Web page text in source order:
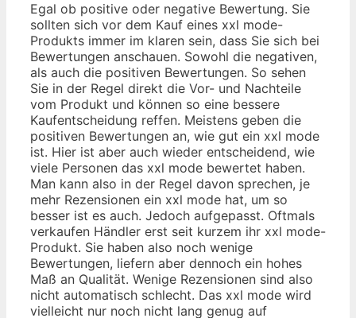
Egal ob positive oder negative Bewertung. Sie
sollten sich vor dem Kauf eines xxl mode-
Produkts immer im klaren sein, dass Sie sich bei
Bewertungen anschauen. Sowohl die negativen,
als auch die positiven Bewertungen. So sehen
Sie in der Regel direkt die Vor- und Nachteile
vom Produkt und können so eine bessere
Kaufentscheidung reffen. Meistens geben die
positiven Bewertungen an, wie gut ein xxl mode
ist. Hier ist aber auch wieder entscheidend, wie
viele Personen das xxl mode bewertet haben.
Man kann also in der Regel davon sprechen, je
mehr Rezensionen ein xxl mode hat, um so
besser ist es auch. Jedoch aufgepasst. Oftmals
verkaufen Händler erst seit kurzem ihr xxl mode-
Produkt. Sie haben also noch wenige
Bewertungen, liefern aber dennoch ein hohes
Maß an Qualität. Wenige Rezensionen sind also
nicht automatisch schlecht. Das xxl mode wird
vielleicht nur noch nicht lang genug auf